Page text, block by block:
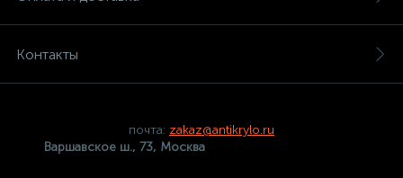
Контакты
почта: zakaz@antikrylo.ru
Варшавское ш., 73, Москва